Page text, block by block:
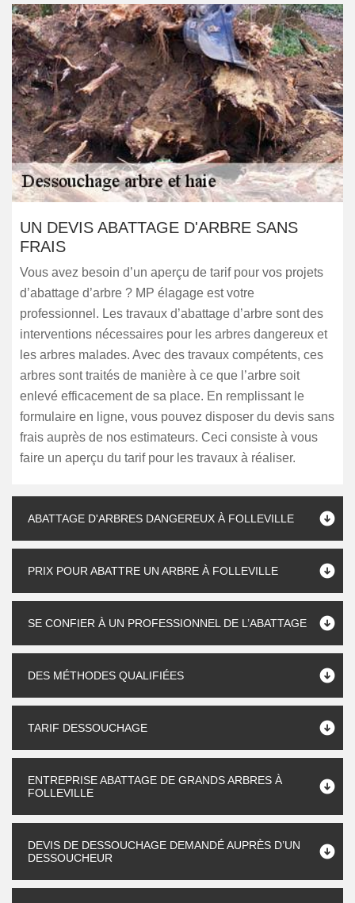
UN DEVIS ABATTAGE D'ARBRE SANS
FRAIS
Vous avez besoin d’un aperçu de tarif pour vos projets
d’abattage d’arbre ? MP élagage est votre
professionnel. Les travaux d’abattage d’arbre sont des
interventions nécessaires pour les arbres dangereux et
les arbres malades. Avec des travaux compétents, ces
arbres sont traités de manière à ce que l’arbre soit
enlevé efficacement de sa place. En remplissant le
formulaire en ligne, vous pouvez disposer du devis sans
frais auprès de nos estimateurs. Ceci consiste à vous
faire un aperçu du tarif pour les travaux à réaliser.
ABATTAGE D'ARBRES DANGEREUX À FOLLEVILLE
PRIX POUR ABATTRE UN ARBRE À FOLLEVILLE
SE CONFIER À UN PROFESSIONNEL DE L’ABATTAGE
DES MÉTHODES QUALIFIÉES
TARIF DESSOUCHAGE
ENTREPRISE ABATTAGE DE GRANDS ARBRES À
FOLLEVILLE
DEVIS DE DESSOUCHAGE DEMANDÉ AUPRÈS D’UN
DESSOUCHEUR